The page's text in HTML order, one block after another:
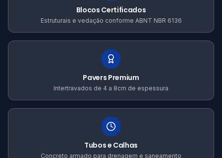
Blocos Certificados
Estruturais e vedação conforme ABNT NBR 6136
Pavers Premium
Intertravados de 4 a 8cm de espessura
Tubos e Calhas
Concreto armado para drenagem e saneamento